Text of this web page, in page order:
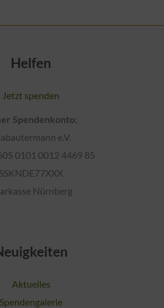
Helfen
Jetzt spenden
Spendenkonto:
e.V.
0101 0012 4469 85
SSKNDE77XXX
Nürnberg
Aktuelles
Spendengalerie